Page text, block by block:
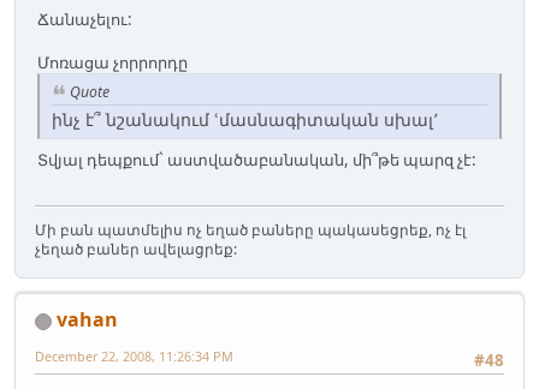
Ճանաչելու:
Մոռացա չորրորդը
Quote
ինչ է՞ նշանակում ՙմասնագիտական սխալ՚
Տվյալ դեպքում` աստվածաբանական, մի՞թե պարզ չէ:
Մի բան պատմելիս ոչ եղած բաները պակասեցրեք, ոչ էլ
չեղած բաներ ավելացրեք:
vahan
#48
December 22, 2008, 11:26:34 PM